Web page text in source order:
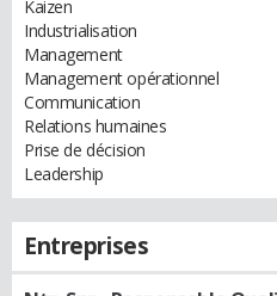
Kaizen
Industrialisation
Management
Management opérationnel
Communication
Relations humaines
Prise de décision
Leadership
Entreprises